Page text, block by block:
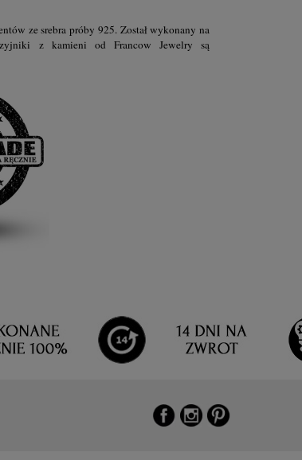
ze srebra próby 925. Został wykonany na
z kamieni od Francow Jewelry są